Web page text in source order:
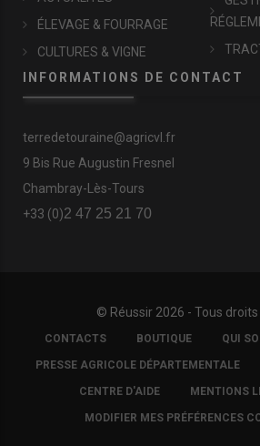
ÉLEVAGE & FOURRAGE
CULTURES & VIGNE
INFORMATIONS DE CONTACT
terredetouraine@agricvl.fr
9 Bis Rue Augustin Fresnel
Chambray-Lès-Tours
+33 (0)2 47 25 21 70
© Réussir 2026 - Tous
FOOTER
COPYRIGHT
CONTACTS BOUTIQUE QUI
PRESSE AGRICOLE DÉPARTEMENTALE
CENTRE D'AIDE MENTIONS
MODIFIER MES PRÉFÉRENCES